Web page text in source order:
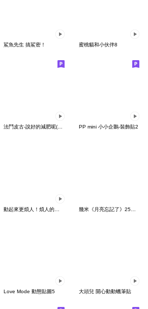
鯊魚先生 搞鯊密！ 蜜桃貓和小伙伴8
法鬥皮古-說好的減肥呢(第15彈) PP mini 小小企鵝-裝飾貼2
幾米《月亮忘記了》25周年 x 晴天P莉
Love Mode 動態貼圖5 大頭兒 開心動動蠟筆貼